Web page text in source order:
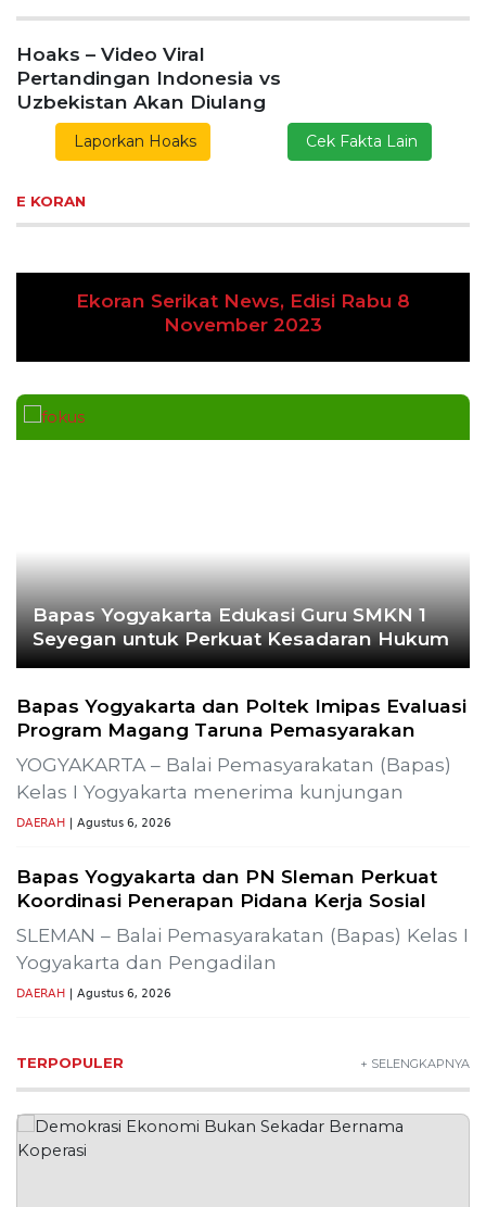
Hoaks – Video Viral
Pertandingan Indonesia vs
Uzbekistan Akan Diulang
Laporkan Hoaks Cek Fakta Lain
E KORAN
Ekoran Serikat News, Edisi Rabu 8
November 2023
Bapas Yogyakarta Edukasi Guru SMKN 1
Seyegan untuk Perkuat Kesadaran Hukum
Bapas Yogyakarta dan Poltek Imipas Evaluasi
Program Magang Taruna Pemasyarakan
YOGYAKARTA – Balai Pemasyarakatan (Bapas)
Kelas I Yogyakarta menerima kunjungan
DAERAH | Agustus 6, 2026
Bapas Yogyakarta dan PN Sleman Perkuat
Koordinasi Penerapan Pidana Kerja Sosial
SLEMAN – Balai Pemasyarakatan (Bapas) Kelas I
Yogyakarta dan Pengadilan
DAERAH | Agustus 6, 2026
TERPOPULER + SELENGKAPNYA